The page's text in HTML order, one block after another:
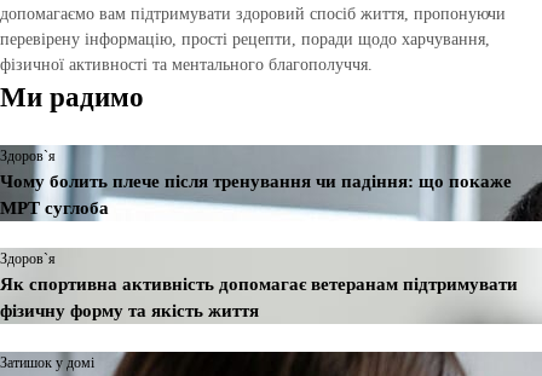
допомагаємо вам підтримувати здоровий спосіб життя, пропонуючи
перевірену інформацію, прості рецепти, поради щодо харчування,
фізичної активності та ментального благополуччя.
Ми радимо
Здоров`я
Чому болить плече після тренування чи падіння: що покаже
МРТ суглоба
Здоров`я
Як спортивна активність допомагає ветеранам підтримувати
фізичну форму та якість життя
Затишок у домі